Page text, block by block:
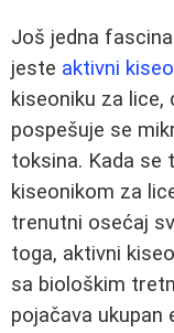
Još jedna
jeste aktivni
kiseoniku za lice,
pospešuje se
toksina. Kada se
kiseonikom za
trenutni osećaj
toga, aktivni
sa biološkim
pojačava